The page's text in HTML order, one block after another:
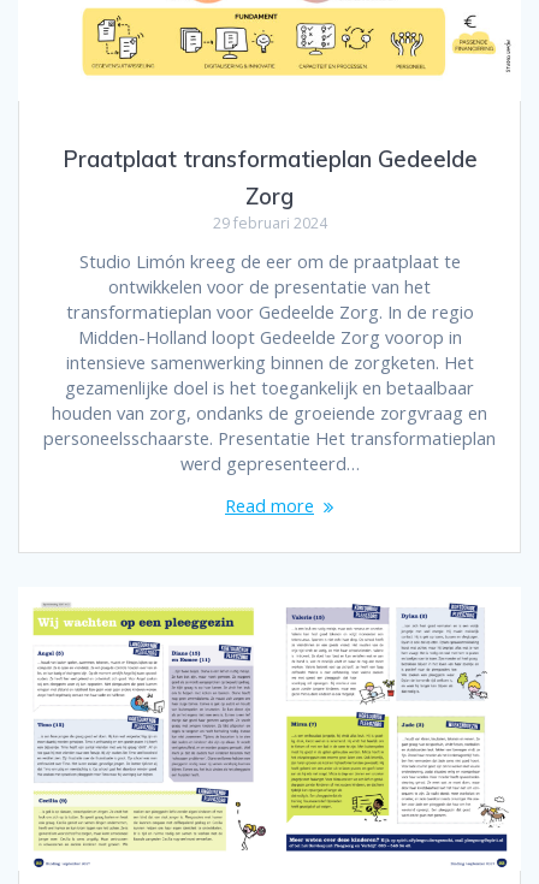
Praatplaat transformatieplan Gedeelde
Zorg
29 februari 2024
Studio Limón kreeg de eer om de praatplaat te
ontwikkelen voor de presentatie van het
transformatieplan voor Gedeelde Zorg. In de regio
Midden-Holland loopt Gedeelde Zorg voorop in
intensieve samenwerking binnen de zorgketen. Het
gezamenlijke doel is het toegankelijk en betaalbaar
houden van zorg, ondanks de groeiende zorgvraag en
personeelsschaarste. Presentatie Het transformatieplan
werd gepresenteerd…
Read more